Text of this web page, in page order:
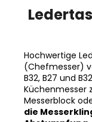
Hochwertige
(Chefmesser)
B32, B27 und
Küchenmesser
Messerblock
die